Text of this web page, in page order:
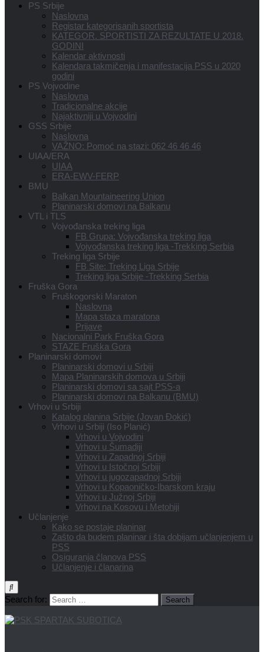
PS Srbije
Naslovna
Registar kategorisanih sportista
KATEGOR. SPORTISTI ZA REZULTATE U 2018.
GODINI
Kalendar aktivnosti
Kalendara takmičenja i manifestacija PSS u 2020
godini
PS Vojvodine
Naslovna
Tradicionalne akcije
Najaktivniji u Vojvodini
GSS Srbije
Naslovna
VAŽNO: Pomoć na stazi: 062 46 46 46
UIAA/ERA
UIAA
ERA-EWV-FERP
BMU
Balkan Mountaineering Union
Planinarski domovi na Balkanu
VTL i TLS
Vojvođanska treking liga
FB Grupa: Vojvođanska treking liga
Vojvođanska treking liga -Trekking Serbia
Treking liga Srbije
FB Site: Treking Liga Srbije
Treking liga Srbije -Trekking Serbia
Fruška Gora
Fruškogorski Maraton
Naslovna
Mapa staza maratona
Prijave
Nacionalni Park Fruška Gora
STAZE Fruška Gora
Planinarski domovi
Planinarski domovi u Srbiji
Mapa Planinarskih domova u Srbiji
Planinarski domovi sa sajt PSS-a
Planinarski domovi na Balkanu (BMU)
Vrhovi u Srbiji
Katalog planina Srbije (Jovan Đokić)
Vrhovi u Srbiji (Iso Planić)
Vrhovi u Vojvodini
Vrhovi u Šumadiji
Vrhovi u Zapadnoj Srbiji
Vrhovi u Istočnoj Srbiji
Vrhovi u jugozapadnoj Srbiji
Vrhovi u Kopaoničko-Ibarskom kraju
Vrhovi u Južnoj Srbiji
Vrhovi na Kosovu i Metohiji
Učlanjenje
Kako se postaje planinar
Zašto da budem planinar i šta dobijam učlanjenjem u
PSS
Osiguranja članova PSS
Učlanjenje i članarina
Search for: